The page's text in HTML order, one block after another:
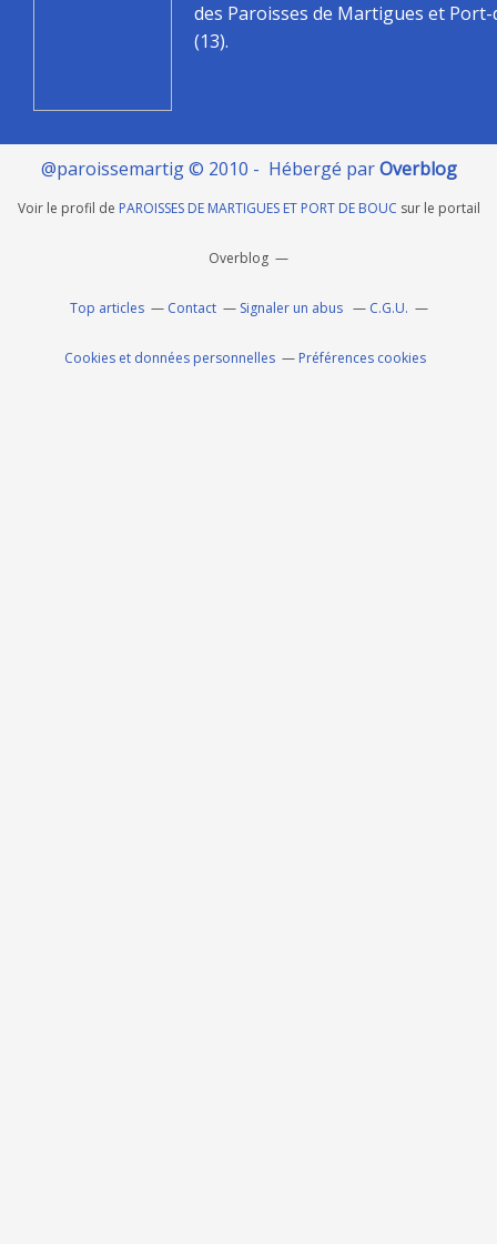
des Paroisses de Martigues et
(13).
@paroissemartig © 2010 - Hébergé parOverblog
Voir le profil de PAROISSES DE MARTIGUES ET PORT DE BOUC sur le portail
Overblog
Top articles Contact Signaler un abus C.G.U.
Cookies et données personnelles Préférences cookies